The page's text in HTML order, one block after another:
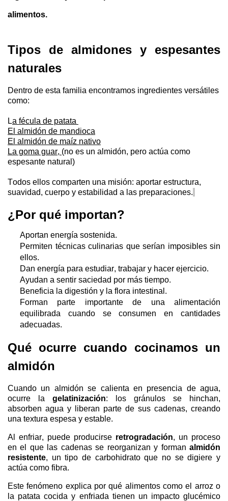
alimentos.
Tipos de almidones y espesantes
naturales
Dentro de esta familia encontramos ingredientes versátiles
como:
La fécula de patata
El almidón de mandioca
El almidón de maíz nativo
La goma guar, (no es un almidón, pero actúa como
espesante natural )
Todos ellos comparten una misión: aportar estructura,
suavidad, cuerpo y estabilidad a las preparaciones.
¿ Por qué importan?
Aportan energía sostenida.
Permiten técnicas culinarias que serían imposibles sin
ellos.
Dan energía para estudiar, trabajar y hacer ejercicio.
Ayudan a sentir saciedad por más tiempo.
Beneficia la digestión y la flora intestinal .
Forman parte importante de una alimentación
equilibrada cuando se consumen en cantidades
adecuadas.
Qué ocurre cuando cocinamos un
almidón
Cuando un almidón se calienta en presencia de agua,
ocurre la gelatinización: los gránulos se hinchan,
absorben agua y liberan parte de sus cadenas, creando
una textura espesa y estable.
Al enfriar, puede producirse retrogradación, un proceso
en el que las cadenas se reorganizan y forman almidón
resistente, un tipo de carbohidrato que no se digiere y
actúa como fibra.
Este fenómeno explica por qué alimentos como el arroz o
la patata cocida y enfriada tienen un impacto glucémico